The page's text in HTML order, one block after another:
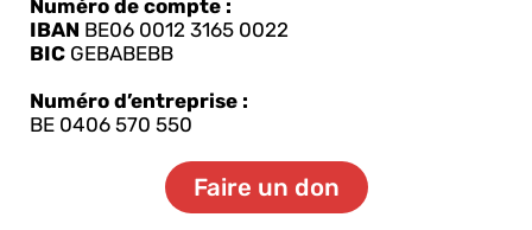
Numéro de compte :
IBAN BE06 0012 3165 0022
BIC GEBABEBB
Numéro d’entreprise :
BE 0406 570 550
Faire un don